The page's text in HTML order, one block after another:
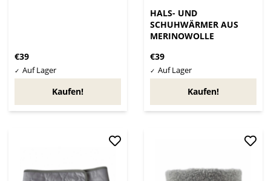
€39
Kaufen!
HALS- UND
SCHUHWÄRMER AUS
MERINOWOLLE
€39
Kaufen!